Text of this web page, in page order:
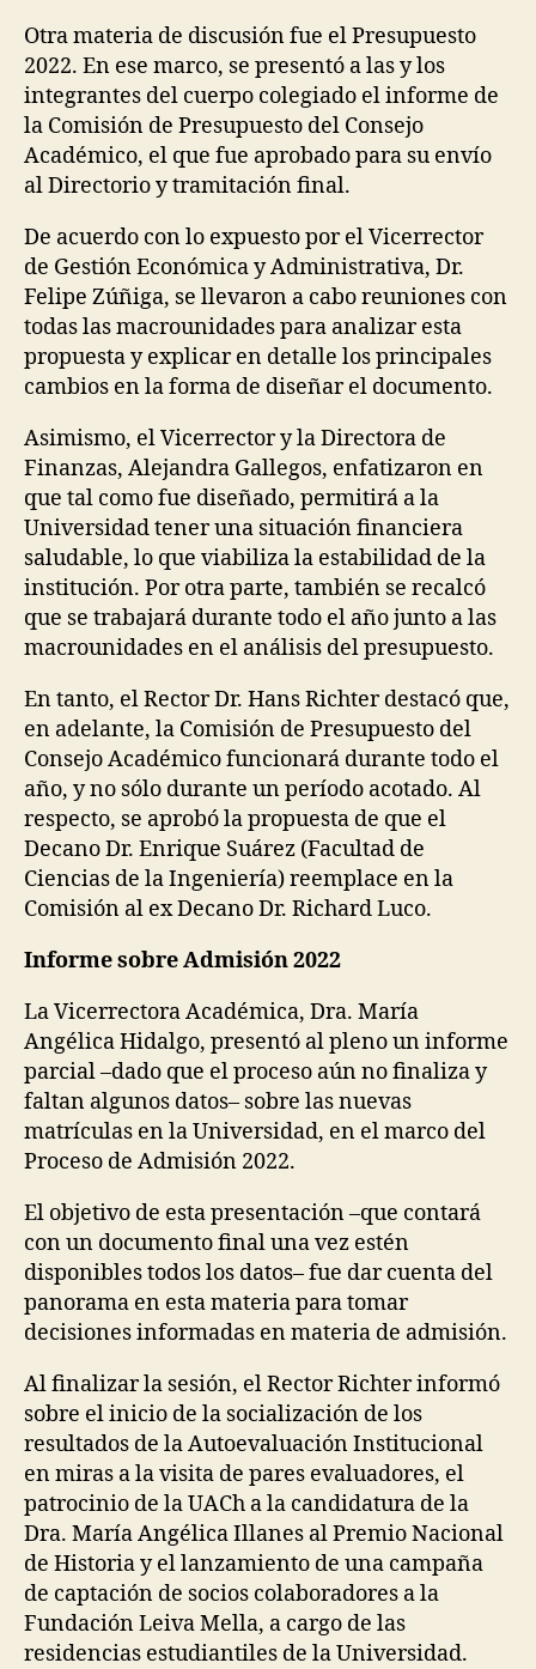
Otra materia de discusión fue el Presupuesto
2022. En ese marco, se presentó a las y los
integrantes del cuerpo colegiado el informe de
la Comisión de Presupuesto del Consejo
Académico, el que fue aprobado para su envío
al Directorio y tramitación final.
De acuerdo con lo expuesto por el Vicerrector
de Gestión Económica y Administrativa, Dr.
Felipe Zúñiga, se llevaron a cabo reuniones con
todas las macrounidades para analizar esta
propuesta y explicar en detalle los principales
cambios en la forma de diseñar el documento.
Asimismo, el Vicerrector y la Directora de
Finanzas, Alejandra Gallegos, enfatizaron en
que tal como fue diseñado, permitirá a la
Universidad tener una situación financiera
saludable, lo que viabiliza la estabilidad de la
institución. Por otra parte, también se recalcó
que se trabajará durante todo el año junto a las
macrounidades en el análisis del presupuesto.
En tanto, el Rector Dr. Hans Richter destacó que,
en adelante, la Comisión de Presupuesto del
Consejo Académico funcionará durante todo el
año, y no sólo durante un período acotado. Al
respecto, se aprobó la propuesta de que el
Decano Dr. Enrique Suárez (Facultad de
Ciencias de la Ingeniería) reemplace en la
Comisión al ex Decano Dr. Richard Luco.
Informe sobre Admisión 2022
La Vicerrectora Académica, Dra. María
Angélica Hidalgo, presentó al pleno un informe
parcial –dado que el proceso aún no finaliza y
faltan algunos datos– sobre las nuevas
matrículas en la Universidad, en el marco del
Proceso de Admisión 2022.
El objetivo de esta presentación –que contará
con un documento final una vez estén
disponibles todos los datos– fue dar cuenta del
panorama en esta materia para tomar
decisiones informadas en materia de admisión.
Al finalizar la sesión, el Rector Richter informó
sobre el inicio de la socialización de los
resultados de la Autoevaluación Institucional
en miras a la visita de pares evaluadores, el
patrocinio de la UACh a la candidatura de la
Dra. María Angélica Illanes al Premio Nacional
de Historia y el lanzamiento de una campaña
de captación de socios colaboradores a la
Fundación Leiva Mella, a cargo de las
residencias estudiantiles de la Universidad.